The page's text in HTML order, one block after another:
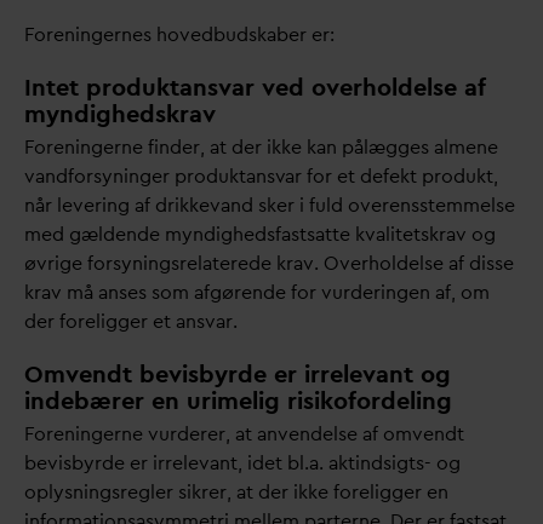
Foreningernes hovedbudskaber er:
Intet produktansvar ved overholdelse af
myndighedskrav
Foreningerne finder, at der ikke kan pålægges almene
vandforsyninger produktansvar for et defekt produkt,
når levering af drikkevand sker i fuld overensstemmelse
med gældende myndighedsfastsatte kvalitetskrav og
øvrige forsyningsrelaterede krav. Overholdelse af disse
krav må anses som afgørende for vurderingen af, om
der foreligger et ansvar.
Omvendt bevisbyrde er irrelevant og
indebærer en urimelig risikofordeling
Foreningerne vurderer, at anvendelse af omvendt
bevisbyrde er irrelevant, idet bl.a. aktindsigts- og
oplysningsregler sikrer, at der ikke foreligger en